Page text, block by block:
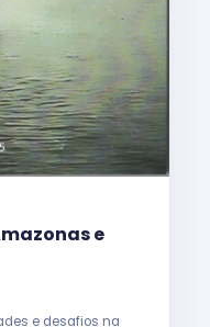
e
e desafios na